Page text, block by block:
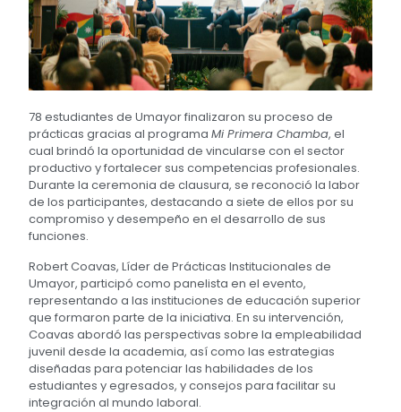
78 estudiantes de Umayor finalizaron su proceso de
prácticas gracias al programaMi Primera Chamba, el
cual brindó la oportunidad de vincularse con el sector
productivo y fortalecer sus competencias profesionales.
Durante la ceremonia de clausura, se reconoció la labor
de los participantes, destacando a siete de ellos por su
compromiso y desempeño en el desarrollo de sus
funciones.
Robert Coavas, Líder de Prácticas Institucionales de
Umayor, participó como panelista en el evento,
representando a las instituciones de educación superior
que formaron parte de la iniciativa. En su intervención,
Coavas abordó las perspectivas sobre la empleabilidad
juvenil desde la academia, así como las estrategias
diseñadas para potenciar las habilidades de los
estudiantes y egresados, y consejos para facilitar su
integración al mundo laboral.